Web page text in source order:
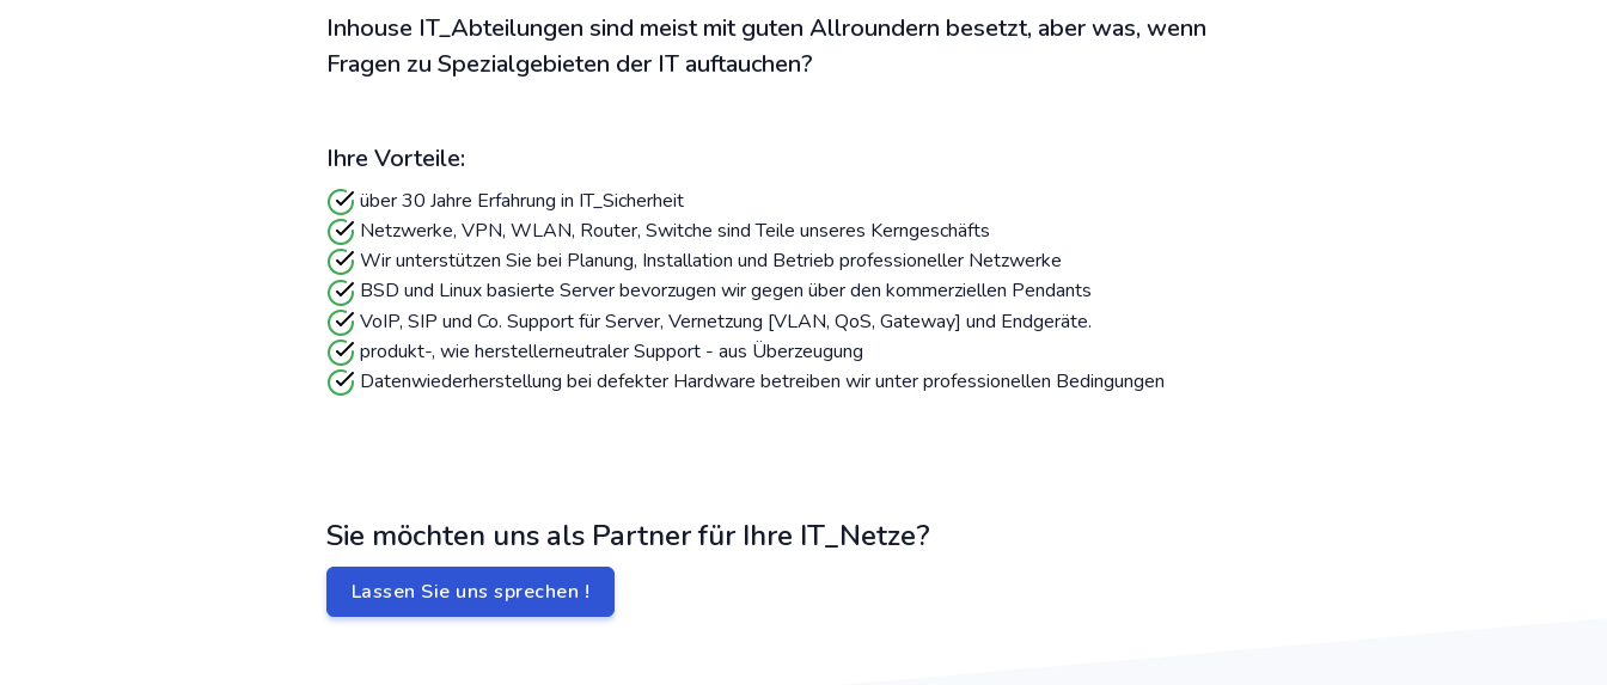
Inhouse IT_Abteilungen sind meist mit guten Allroundern besetzt, aber was, wenn
Fragen zu Spezialgebieten der IT auftauchen?
Ihre Vorteile:
über 30 Jahre Erfahrung in IT_Sicherheit
Netzwerke, VPN, WLAN, Router, Switche sind Teile unseres Kerngeschäfts
Wir unterstützen Sie bei Planung, Installation und Betrieb professioneller Netzwerke
BSD und Linux basierte Server bevorzugen wir gegen über den kommerziellen Pendants
VoIP, SIP und Co. Support für Server, Vernetzung [VLAN, QoS, Gateway] und Endgeräte.
produkt-, wie herstellerneutraler Support - aus Überzeugung
Datenwiederherstellung bei defekter Hardware betreiben wir unter professionellen Bedingungen
Sie möchten uns als Partner für Ihre IT_Netze?
Lassen Sie uns sprechen !